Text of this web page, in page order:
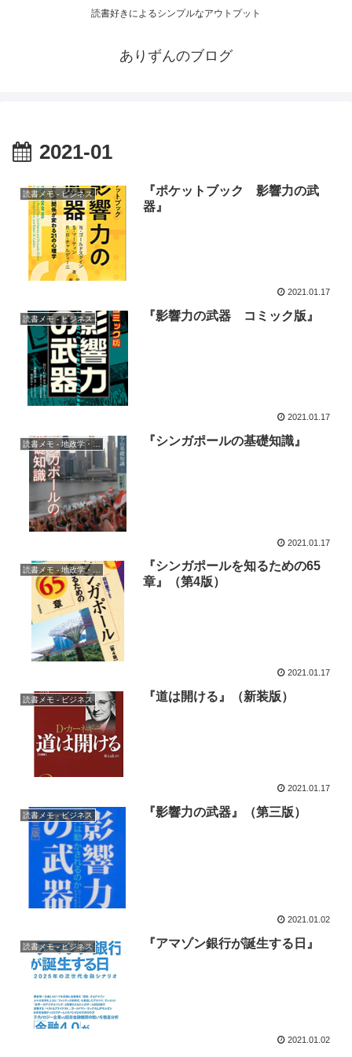
読書好きによるシンプルなアウトプット
ありずんのブログ
2021-01
読書メモ - ビジネス
『ポケットブック 影響力の武
器』
2021.01.17
読書メモ - ビジネス 『影響力の武器 コミック版』
2021.01.17
読書メモ - 地政学・歴史 『シンガポールの基礎知識』
2021.01.17
『シンガポールを知るための65
章』（第4版）
2021.01.17
読書メモ - ビジネス 『道は開ける』（新装版）
2021.01.17
読書メモ - ビジネス 『影響力の武器』（第三版）
2021.01.02
読書メモ - ビジネス 『アマゾン銀行が誕生する日』
2021.01.02